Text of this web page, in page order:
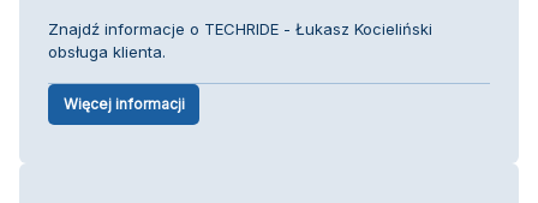
Znajdź informacje o TECHRIDE - Łukasz Kocieliński
obsługa klienta.
Więcej informacji